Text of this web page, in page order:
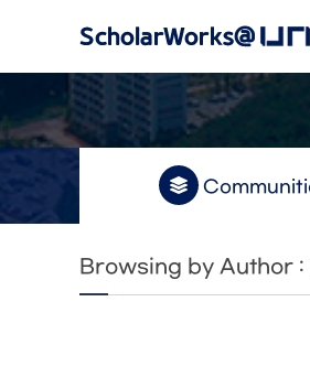
Browsing by Author